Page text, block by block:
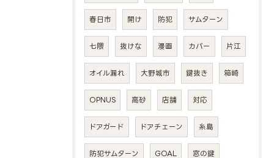
春日市 開け 防犯 サムターン
七隈 抜けな 漫画 カバー 片江
オイル漏れ 大野城市 鍵抜き 箱崎
OPNUS 高砂 店舗 対応
ドアガード ドアチェーン 糸島
防犯サムターン GOAL 窓の鍵